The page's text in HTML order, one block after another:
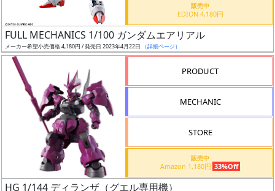
舗
最
販売中
EDION 4,180円
FULL MECHANICS 1/100 ガンダムエアリアル
メーカー希望小売価格 4,180円 / 発売日 2023年4月22日 （詳細ページ）
PRODUCT
MECHANIC
STORE
販売中
Amazon 1,180円 33%Off
HG 1/144 ディランザ（グエル専用機）